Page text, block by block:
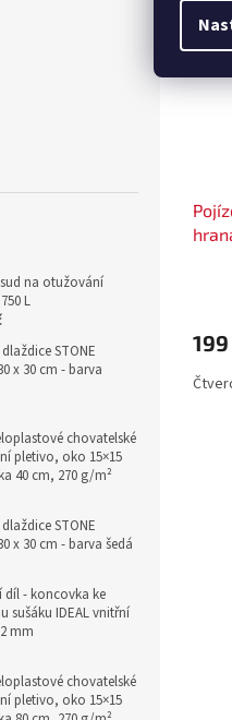
na otužování
L
STONE
x 30 cm - barva
chovatelské
pletivo, oko 15×15
40 cm, 270 g/m²
STONE
x 30 cm - barva šedá
díl - koncovka ke
sušáku IDEAL vnitřní
mm
chovatelské
pletivo, oko 15×15